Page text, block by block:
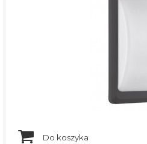
Do koszyka